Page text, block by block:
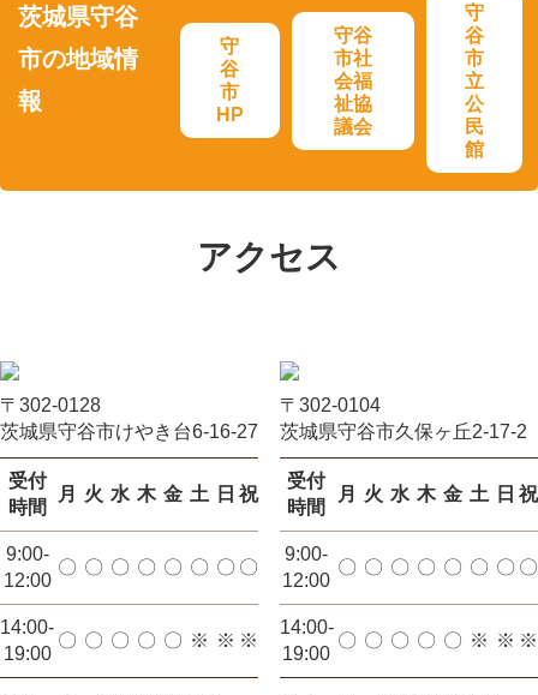
茨城県守谷
市の地域情
報
守
谷
市
HP
守谷
市社
会福
祉協
議会
守
谷
市
立
公
民
館
アクセス
〒302-0128
茨城県守谷市けやき台6-16-27
受付
時間
月 火 水 木 金 土 日 祝
9:00-
12:00
〇 〇 〇 〇 〇 〇 〇 〇
14:00-
19:00
〇 〇 〇 〇 〇 ※ ※ ※
〒302-0104
茨城県守谷市久保ヶ丘2-17-2
受付
時間
月 火 水 木 金 土 日 祝
9:00-
12:00
〇 〇 〇 〇 〇 〇 〇 〇
14:00-
19:00
〇 〇 〇 〇 〇 ※ ※ ※